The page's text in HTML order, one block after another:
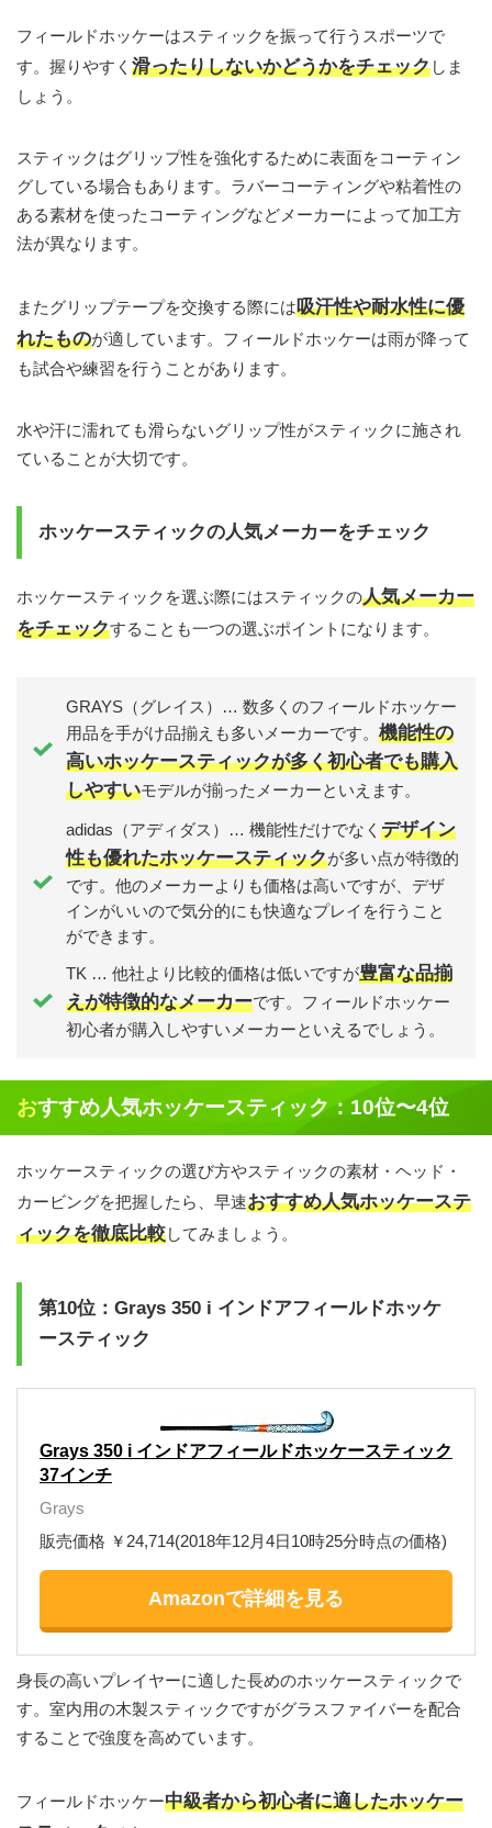
フィールドホッケーはスティックを振って行うスポーツで
す。握りやすく 滑ったりしないかどうかをチェックしま
しょう。
スティックはグリップ性を強化するために表面をコーティン
グしている場合もあります。ラバーコーティングや粘着性の
ある素材を使ったコーティングなどメーカーによって加工方
法が異なります。
またグリップテープを交換する際には吸汗性や耐水性に優
れたものが適しています。フィールドホッケーは雨が降って
も試合や練習を行うことがあります。
水や汗に濡れても滑らないグリップ性がスティックに施され
ていることが大切です。
ホッケースティックの人気メーカーをチェック
ホッケースティックを選ぶ際にはスティックの人気メーカー
をチェックすることも一つの選ぶポイントになります。
GRAYS（グレイス）… 数多くのフィールドホッケー
用品を手がけ品揃えも多いメーカーです。 機能性の
高いホッケースティックが多く初心者でも購入
しやすいモデルが揃ったメーカーといえます。
adidas（アディダス）… 機能性だけでなく デザイン
性も優れたホッケースティックが多い点が特徴的
です。他のメーカーよりも価格は高いですが、デザ
インがいいので気分的にも快適なプレイを行うこと
ができます。
TK … 他社より比較的価格は低いですが豊富な品揃
えが特徴的なメーカーです。フィールドホッケー
初心者が購入しやすいメーカーといえるでしょう。
おすすめ人気ホッケースティック：10位〜4位
ホッケースティックの選び方やスティックの素材・ヘッド・
カービングを把握したら、早速おすすめ人気ホッケーステ
ィックを徹底比較してみましょう。
第10位：Grays 350 i インドアフィールドホッケ
ースティック
Grays 350 i インドアフィールドホッケースティック
37インチ
Grays
販売価格 ￥24,714(2018年12月4日10時25分時点の価格)
Amazonで詳細を見る
身長の高いプレイヤーに適した長めのホッケースティックで
す。室内用の木製スティックですがグラスファイバーを配合
することで強度を高めています。
フィールドホッケー中級者から初心者に適したホッケー